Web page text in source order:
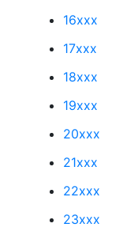
16xxx
17xxx
18xxx
19xxx
20xxx
21xxx
22xxx
23xxx